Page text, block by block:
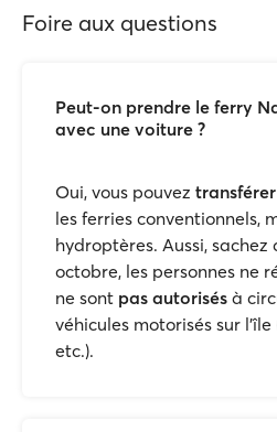
Foire aux questions
Peut-on prendre le ferry
avec une voiture ?
Oui, vous pouvez
les ferries conventionnels,
hydroptères. Aussi, sachez
octobre, les personnes ne
ne sont pas autorisés à
véhicules motorisés sur
etc.).